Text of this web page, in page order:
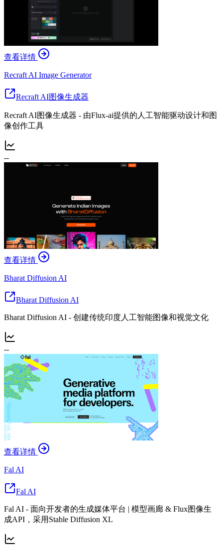
查看详情
Recraft AI Image Generator
Recraft AI图像生成器
Recraft AI图像生成器 - 由Flux-ai提供的人工智能驱动设计和图
像创作工具
--
查看详情
Bharat Diffusion AI
Bharat Diffusion AI
Bharat Diffusion AI - 创建传统印度人工智能图像和视觉文化
--
查看详情
Fal AI
Fal AI
Fal AI - 面向开发者的生成媒体平台 | 模型画廊 & Flux图像生
成API，采用Stable Diffusion XL